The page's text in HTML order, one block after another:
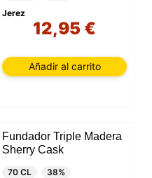
Jerez
12,95 €
Añadir al carrito
Fundador Triple Madera
Sherry Cask
70 CL
38%